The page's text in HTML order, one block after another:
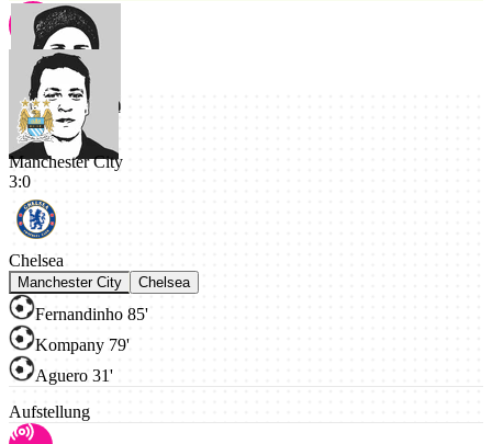
Manchester City
3:0
Chelsea
Manchester City Chelsea
Fernandinho 85'
Kompany 79'
Aguero 31'
Aufstellung